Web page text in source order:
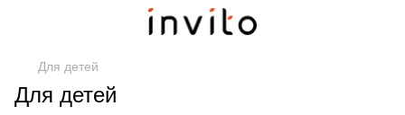
Для детей
Для детей